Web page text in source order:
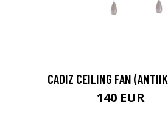
CADIZ CEILING FAN
140 EUR